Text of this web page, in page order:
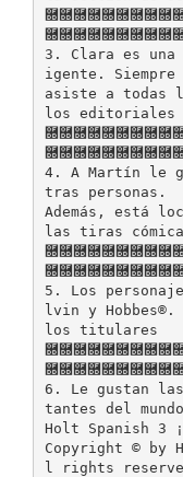
3. Clara es
igente. Siempre
asiste a todas
los editoriales
4. A Martín le
tras personas.
Además, está
las tiras
5. Los
lvin y Hobbes®.
los titulares
6. Le gustan
tantes del
Holt Spanish 3
Copyright © by
l rights